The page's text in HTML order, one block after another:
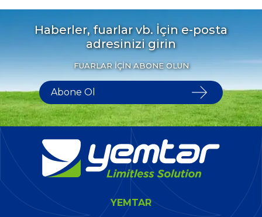
Sosyal
Medya
Haberler, fuarlar vb. İçin e-posta
adresinizi girin
FUARLAR İÇİN ABONE OLUN
YEMTAR